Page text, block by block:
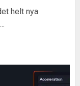
helt nya